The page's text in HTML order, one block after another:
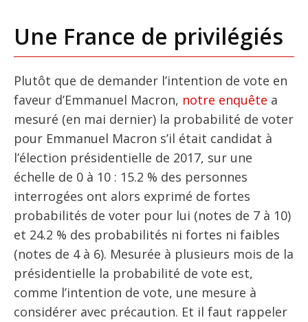
Une France de privilégiés
Plutôt que de demander l’intention de vote en
faveur d’Emmanuel Macron, notre enquête a
mesuré (en mai dernier) la probabilité de voter
pour Emmanuel Macron s’il était candidat à
l’élection présidentielle de 2017, sur une
échelle de 0 à 10 : 15.2 % des personnes
interrogées ont alors exprimé de fortes
probabilités de voter pour lui (notes de 7 à 10)
et 24.2 % des probabilités ni fortes ni faibles
(notes de 4 à 6). Mesurée à plusieurs mois de la
présidentielle la probabilité de vote est,
comme l’intention de vote, une mesure à
considérer avec précaution. Et il faut rappeler